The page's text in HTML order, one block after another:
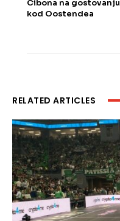
Cibona na gostovanju
kod Oostendea
RELATED ARTICLES